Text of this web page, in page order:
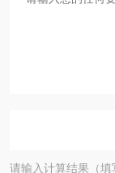
请输入计算结果（